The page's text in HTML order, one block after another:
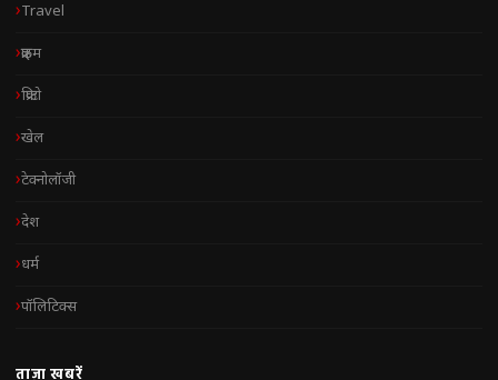
Travel
क्राइम
क्रिप्टो
खेल
टेक्नोलॉजी
देश
धर्म
पॉलिटिक्स
ताज़ा खबरें